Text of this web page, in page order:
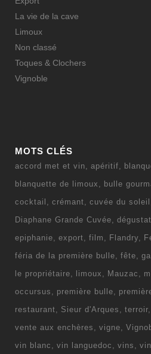
La vie de la cave
Limoux
Non classé
Toques & Clochers
Vignoble
MOTS CLÉS
accord met et vin apéritif
blanquette de limoux
bulle
cocktail
crémant
cuvée du soleil
Diaphane Grande Cuvée
epiphanie
export film Flandry
féria de la première bulle
fête
le propriétaire
limoux Mauzac
occursus
première bulle
restaurant
Sieur d'Arques terroir
vente aux enchères
vigne
vin blanc
vin languedoc vins